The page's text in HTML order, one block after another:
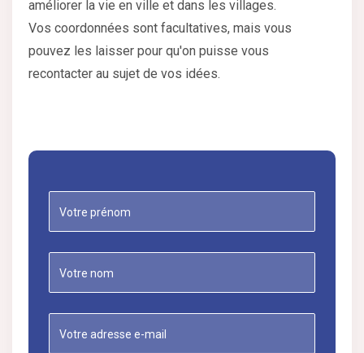
améliorer la vie en ville et dans les villages.
Vos coordonnées sont facultatives, mais vous
pouvez les laisser pour qu'on puisse vous
recontacter au sujet de vos idées.